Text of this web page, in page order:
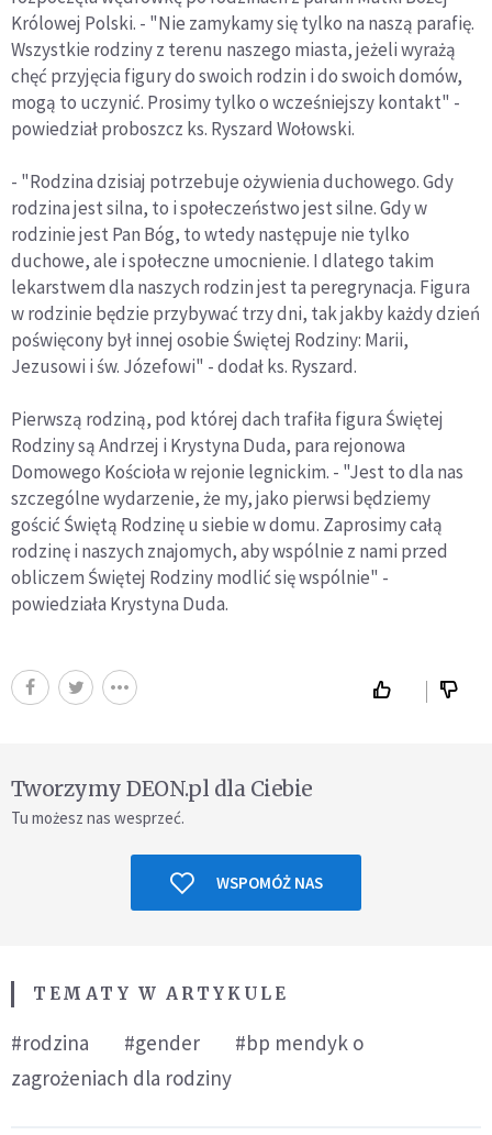
Królowej Polski. - "Nie zamykamy się tylko na naszą parafię.
Wszystkie rodziny z terenu naszego miasta, jeżeli wyrażą
chęć przyjęcia figury do swoich rodzin i do swoich domów,
mogą to uczynić. Prosimy tylko o wcześniejszy kontakt" -
powiedział proboszcz ks. Ryszard Wołowski.
- "Rodzina dzisiaj potrzebuje ożywienia duchowego. Gdy
rodzina jest silna, to i społeczeństwo jest silne. Gdy w
rodzinie jest Pan Bóg, to wtedy następuje nie tylko
duchowe, ale i społeczne umocnienie. I dlatego takim
lekarstwem dla naszych rodzin jest ta peregrynacja. Figura
w rodzinie będzie przybywać trzy dni, tak jakby każdy dzień
poświęcony był innej osobie Świętej Rodziny: Marii,
Jezusowi i św. Józefowi" - dodał ks. Ryszard.
Pierwszą rodziną, pod której dach trafiła figura Świętej
Rodziny są Andrzej i Krystyna Duda, para rejonowa
Domowego Kościoła w rejonie legnickim. - "Jest to dla nas
szczególne wydarzenie, że my, jako pierwsi będziemy
gościć Świętą Rodzinę u siebie w domu. Zaprosimy całą
rodzinę i naszych znajomych, aby wspólnie z nami przed
obliczem Świętej Rodziny modlić się wspólnie" -
powiedziała Krystyna Duda.
Tworzymy DEON.pl dla Ciebie
Tu możesz nas wesprzeć.
WSPOMÓŻ NAS
TEMATY W ARTYKULE
#rodzina #gender
#bp mendyk o
zagrożeniach dla rodziny